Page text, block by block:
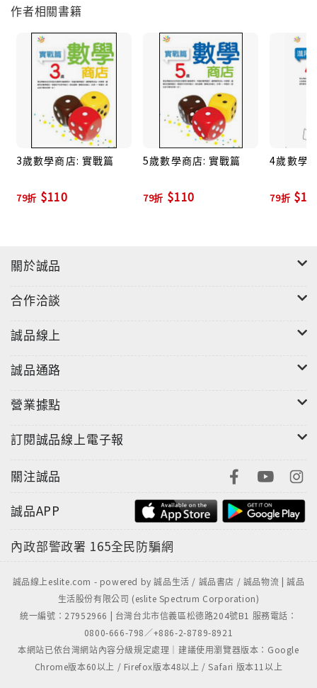
作者相關書籍
3歲數學商店: 實戰篇
79折 $110
5歲數學商店: 實戰篇
79折 $110
4歲數學
79折
關於誠品
合作洽談
誠品線上
誠品通路
營業據點
訂閱誠品線上電子報
關注誠品
誠品APP
內政部警政署 165全民防騙網
誠品線上eslite.com - powered by 誠品生活 / 誠品書店 / 誠品物流 | 誠品
生活股份有限公司 (eslite Spectrum Corporation)
統一編號：27952966 | 台灣台北市信義區松德路204號B1 服務電話：
0800-666-798／+886-2-8789-8921
本網站已依台灣網站內容分級規定處理｜建議使用瀏覽器版本：Google
Chrome版本60以上 / Firefox版本48以上 / Safari 版本11以上